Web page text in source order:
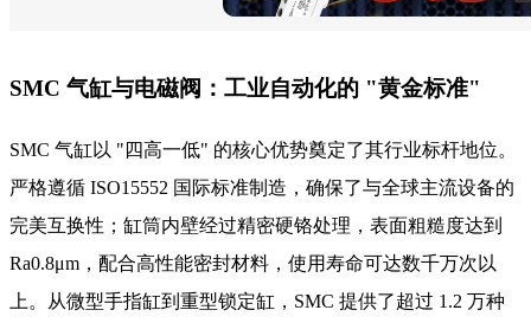
SMC 气缸与电磁阀：工业自动化的 "黄金标准"
SMC 气缸以 "四高一低" 的核心优势奠定了其行业标杆地位。
严格遵循 ISO15552 国际标准制造，确保了与全球主流设备的
完美互换性；缸筒内壁经过精密硬铬处理，表面粗糙度达到
Ra0.8μm，配合高性能密封材料，使用寿命可达数千万次以
上。从微型手指缸到重型锁定缸，SMC 提供了超过 1.2 万种